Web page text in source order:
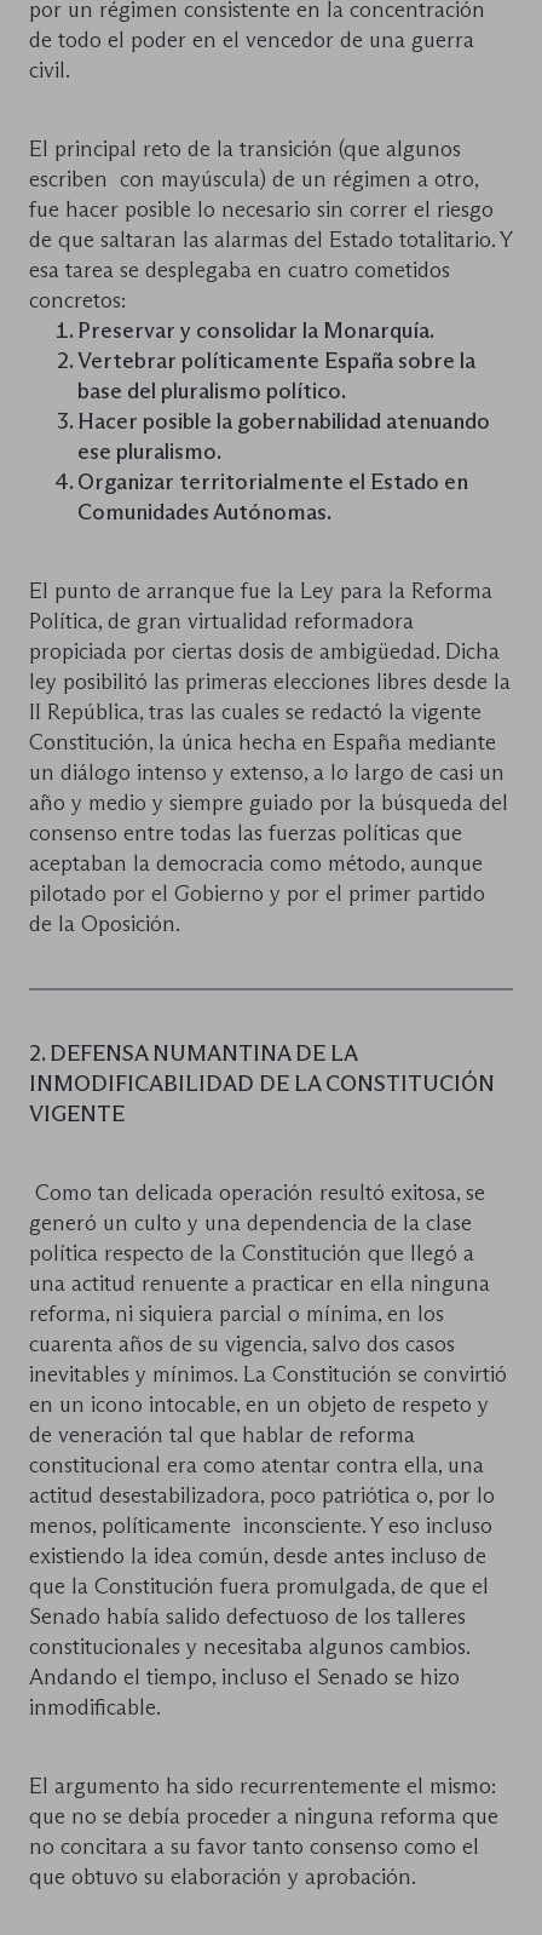
por un régimen consistente en la concentración
de todo el poder en el vencedor de una guerra
civil.
El principal reto de la transición (que algunos
escriben con mayúscula) de un régimen a otro,
fue hacer posible lo necesario sin correr el riesgo
de que saltaran las alarmas del Estado totalitario. Y
esa tarea se desplegaba en cuatro cometidos
concretos:
Preservar y consolidar la Monarquía.
Vertebrar políticamente España sobre la
base del pluralismo político.
Hacer posible la gobernabilidad atenuando
ese pluralismo.
Organizar territorialmente el Estado en
Comunidades Autónomas.
El punto de arranque fue la Ley para la Reforma
Política, de gran virtualidad reformadora
propiciada por ciertas dosis de ambigüedad. Dicha
ley posibilitó las primeras elecciones libres desde la
II República, tras las cuales se redactó la vigente
Constitución, la única hecha en España mediante
un diálogo intenso y extenso, a lo largo de casi un
año y medio y siempre guiado por la búsqueda del
consenso entre todas las fuerzas políticas que
aceptaban la democracia como método, aunque
pilotado por el Gobierno y por el primer partido
de la Oposición.
2. DEFENSA NUMANTINA DE LA
INMODIFICABILIDAD DE LA CONSTITUCIÓN
VIGENTE
Como tan delicada operación resultó exitosa, se
generó un culto y una dependencia de la clase
política respecto de la Constitución que llegó a
una actitud renuente a practicar en ella ninguna
reforma, ni siquiera parcial o mínima, en los
cuarenta años de su vigencia, salvo dos casos
inevitables y mínimos. La Constitución se convirtió
en un icono intocable, en un objeto de respeto y
de veneración tal que hablar de reforma
constitucional era como atentar contra ella, una
actitud desestabilizadora, poco patriótica o, por lo
menos, políticamente inconsciente. Y eso incluso
existiendo la idea común, desde antes incluso de
que la Constitución fuera promulgada, de que el
Senado había salido defectuoso de los talleres
constitucionales y necesitaba algunos cambios.
Andando el tiempo, incluso el Senado se hizo
inmodificable.
El argumento ha sido recurrentemente el mismo:
que no se debía proceder a ninguna reforma que
no concitara a su favor tanto consenso como el
que obtuvo su elaboración y aprobación.